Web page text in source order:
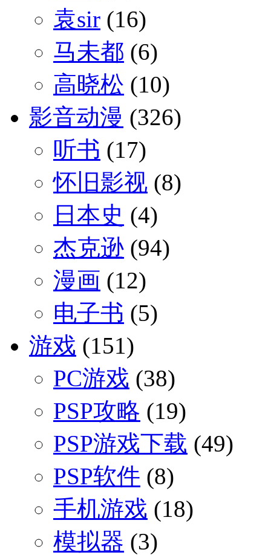
袁sir (16)
马未都 (6)
高晓松 (10)
影音动漫 (326)
听书 (17)
怀旧影视 (8)
日本史 (4)
杰克逊 (94)
漫画 (12)
电子书 (5)
游戏 (151)
PC游戏 (38)
PSP攻略 (19)
PSP游戏下载 (49)
PSP软件 (8)
手机游戏 (18)
模拟器 (3)